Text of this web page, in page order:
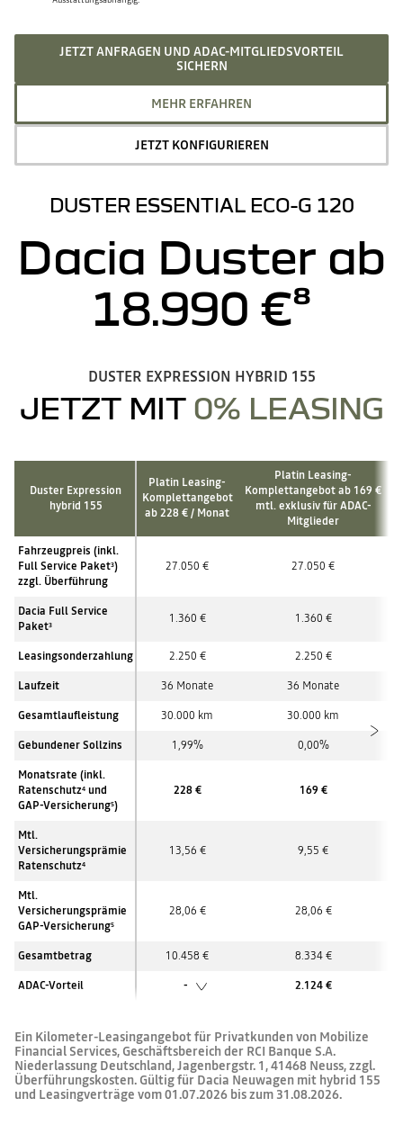
JETZT ANFRAGEN UND ADAC-MITGLIEDSVORTEIL
SICHERN
MEHR ERFAHREN
JETZT KONFIGURIEREN
DUSTER ESSENTIAL ECO-G 120
Dacia Duster ab
18.990 €⁸
DUSTER EXPRESSION HYBRID 155
JETZT MIT 0% LEASING
Duster Expression
hybrid 155
Platin Leasing-
Komplettangebot
ab 228 € / Monat
Platin Leasing-
Komplettangebot ab 169 €
mtl.exklusiv für ADAC-
Mitglieder
Fahrzeugpreis (inkl.
Full Service Paket3)
zzgl. Überführung
27.050 € 27.050 €
Dacia Full Service
Paket3 1.360 € 1.360 €
Leasingsonderzahlung 2.250 € 2.250 €
Laufzeit 36 Monate 36 Monate
Gesamtlaufleistung 30.000 km 30.000 km
Gebundener Sollzins 1,99% 0,00%
Monatsrate (inkl.
Ratenschutz4 und
GAP-Versicherung5)
228 € 169 €
Mtl.
Versicherungsprämie
Ratenschutz4
13,56 € 9,55 €
Mtl.
Versicherungsprämie
GAP-Versicherung5
28,06 € 28,06 €
Gesamtbetrag 10.458 € 8.334 €
ADAC-Vorteil - 2.124 €
Ein Kilometer-Leasingangebot für Privatkunden von Mobilize
Financial Services, Geschäftsbereich der RCI Banque S.A.
Niederlassung Deutschland, Jagenbergstr. 1, 41468 Neuss, zzgl.
Überführungskosten. Gültig für Dacia Neuwagen mit hybrid 155
und Leasingverträge vom 01.07.2026 bis zum 31.08.2026.